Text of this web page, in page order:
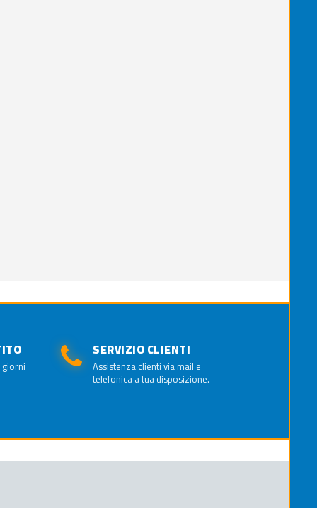
SERVIZIO CLIENTI
Assistenza clienti via mail e
telefonica a tua disposizione.